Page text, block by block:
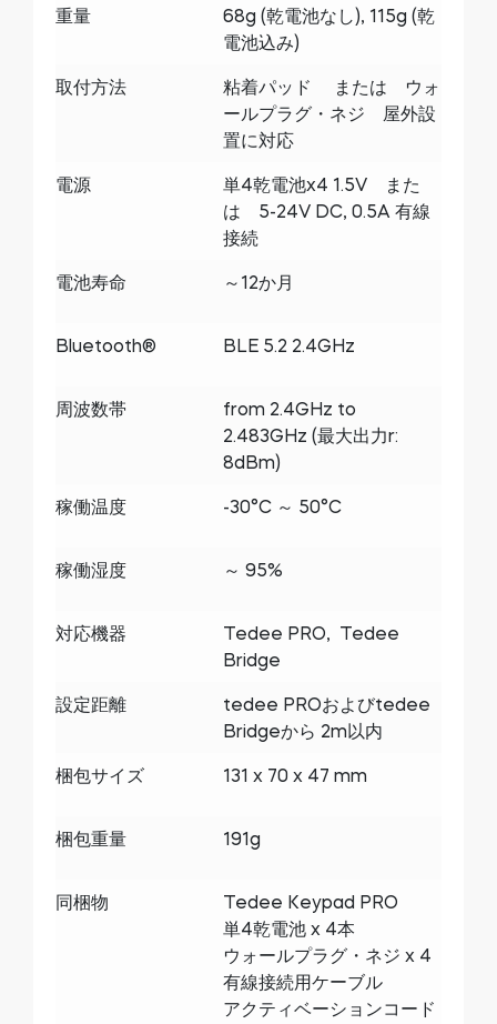
重量
68g (乾電池なし), 115g (乾
電池込み)
取付方法
粘着パッド または ウォ
ールプラグ・ネジ 屋外設
置に対応
電源
単4乾電池x4 1.5V また
は 5-24V DC, 0.5A 有線
接続
電池寿命 ～12か月
Bluetooth® BLE 5.2 2.4GHz
周波数帯
from 2.4GHz to
2.483GHz (最大出力r:
8dBm)
稼働温度 -30°C ～ 50°C
稼働湿度 ～ 95%
対応機器
Tedee PRO, Tedee
Bridge
設定距離
tedee PROおよびtedee
Bridgeから 2m以内
梱包サイズ 131 x 70 x 47 mm
梱包重量 191g
同梱物
Tedee Keypad PRO
単4乾電池 x 4本
ウォールプラグ・ネジ x 4
有線接続用ケーブル
アクティベーションコード